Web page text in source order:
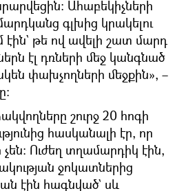
Ահաբեկիչների
գլխից կրակելու
էին` թե ով ավելի շատ մարդ
էլ դռների մեջ կանգնած
փախչողների մեջքին», –
շուրջ 20 հոգի
հասկանալի էր, որ
Ուժեղ տղամարդիկ էին,
ջոկատներից
էին հագնված` սև